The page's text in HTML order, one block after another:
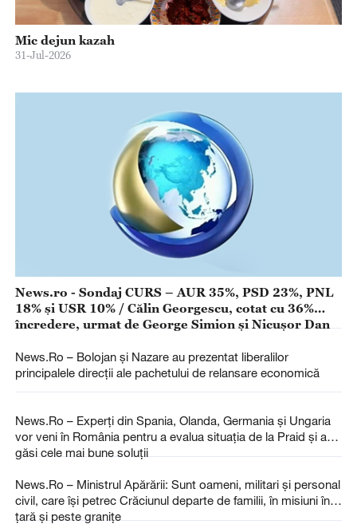
Mic dejun kazah
31-Jul-2026
News.ro - Sondaj CURS – AUR 35%, PSD 23%, PNL
18% şi USR 10% / Călin Georgescu, cotat cu 36%
încredere, urmat de George Simion şi Nicuşor Dan
News.Ro – Bolojan şi Nazare au prezentat liberalilor
principalele direcţii ale pachetului de relansare economică
News.Ro – Experţi din Spania, Olanda, Germania şi Ungaria
vor veni în România pentru a evalua situaţia de la Praid şi a
găsi cele mai bune soluţii
News.Ro – Ministrul Apărării: Sunt oameni, militari şi personal
civil, care îşi petrec Crăciunul departe de familii, în misiuni în
ţară şi peste graniţe